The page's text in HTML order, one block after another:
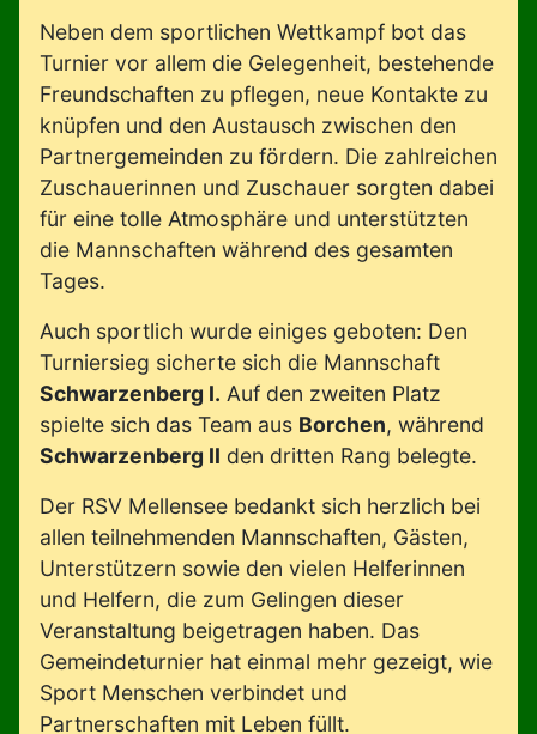
Neben dem sportlichen Wettkampf bot das
Turnier vor allem die Gelegenheit, bestehende
Freundschaften zu pflegen, neue Kontakte zu
knüpfen und den Austausch zwischen den
Partnergemeinden zu fördern. Die zahlreichen
Zuschauerinnen und Zuschauer sorgten dabei
für eine tolle Atmosphäre und unterstützten
die Mannschaften während des gesamten
Tages.
Auch sportlich wurde einiges geboten: Den
Turniersieg sicherte sich die Mannschaft
Schwarzenberg I. Auf den zweiten Platz
spielte sich das Team aus Borchen, während
Schwarzenberg II den dritten Rang belegte.
Der RSV Mellensee bedankt sich herzlich bei
allen teilnehmenden Mannschaften, Gästen,
Unterstützern sowie den vielen Helferinnen
und Helfern, die zum Gelingen dieser
Veranstaltung beigetragen haben. Das
Gemeindeturnier hat einmal mehr gezeigt, wie
Sport Menschen verbindet und
Partnerschaften mit Leben füllt.